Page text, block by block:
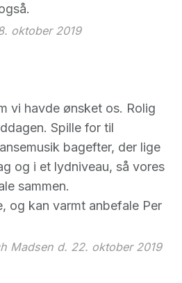
oktober 2019
vi havde ønsket os. Rolig
Spille for til
bagefter, der lige
og i et lydniveau, så vores
sammen.
og kan varmt anbefale Per
Madsen d. 22. oktober 2019